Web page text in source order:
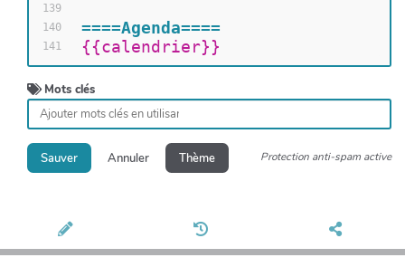
139
140
141
====Agenda====
{{calendrier}}
Mots clés
Sauver Annuler Thème Protection anti-spam active